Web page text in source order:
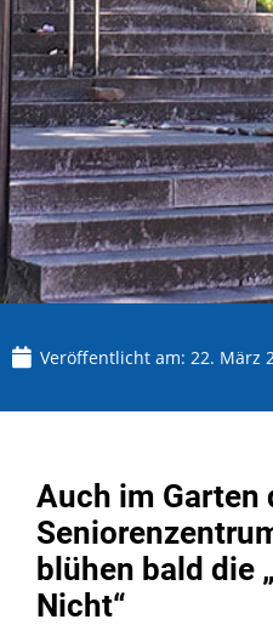
Veröffentlicht am: 22. März
Auch im Garten
blühen bald die
Nicht“